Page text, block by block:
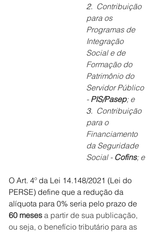
2. Contribuição
para os
Programas de
Integração
Social e de
Formação do
Patrimônio do
Servidor Público
- PIS/Pasep; e
3. Contribuição
para o
Financiamento
da Seguridade
Social - Cofins; e
O Art. 4º da Lei 14.148/2021 (Lei do
PERSE) define que a redução da
alíquota para 0% seria pelo prazo de
60 meses a partir de sua publicação,
ou seja, o benefício tributário para as